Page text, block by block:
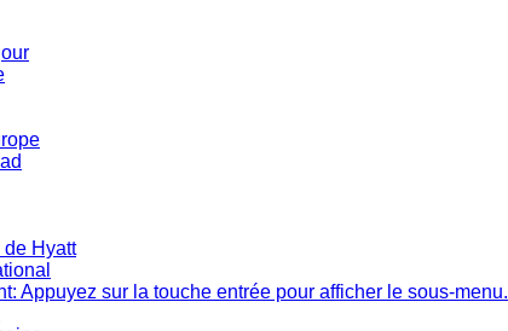
de Hyatt
Appuyez sur la touche entrée pour afficher le sous-menu.